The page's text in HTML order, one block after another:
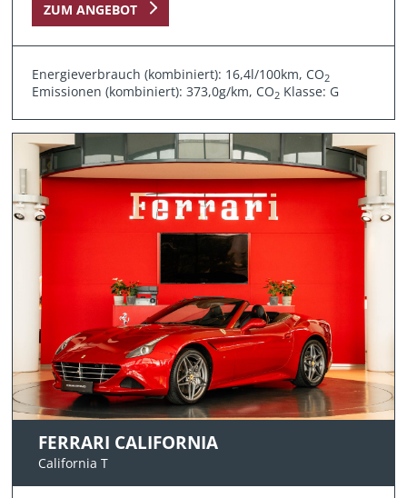
ZUM ANGEBOT
Energieverbrauch (kombiniert): 16,4l/100km, CO2
Emissionen (kombiniert): 373,0g/km, CO2 Klasse: G
FERRARI CALIFORNIA
California T